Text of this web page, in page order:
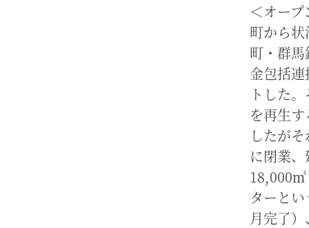
＜オー
町から
町・群
金包括
トした
を再生
したが
に閉業
18,000
ターと
月完了